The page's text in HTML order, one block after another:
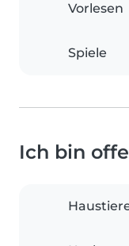
Vorlesen
Spiele
Ich bin